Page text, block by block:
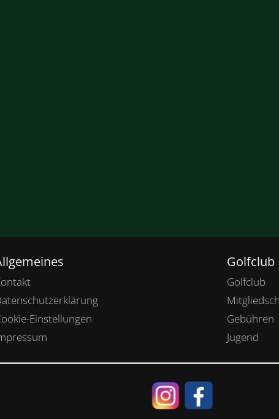
Einstellungen
Golfclub
Golfclub
Gebühren
Jugend